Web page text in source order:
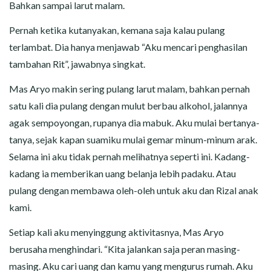
Bahkan sampai larut malam.
Pernah ketika kutanyakan, kemana saja kalau pulang
terlambat. Dia hanya menjawab “Aku mencari penghasilan
tambahan Rit”, jawabnya singkat.
Mas Aryo makin sering pulang larut malam, bahkan pernah
satu kali dia pulang dengan mulut berbau alkohol, jalannya
agak sempoyongan, rupanya dia mabuk. Aku mulai bertanya-
tanya, sejak kapan suamiku mulai gemar minum-minum arak.
Selama ini aku tidak pernah melihatnya seperti ini. Kadang-
kadang ia memberikan uang belanja lebih padaku. Atau
pulang dengan membawa oleh-oleh untuk aku dan Rizal anak
kami.
Setiap kali aku menyinggung aktivitasnya, Mas Aryo
berusaha menghindari. “Kita jalankan saja peran masing-
masing. Aku cari uang dan kamu yang mengurus rumah. Aku